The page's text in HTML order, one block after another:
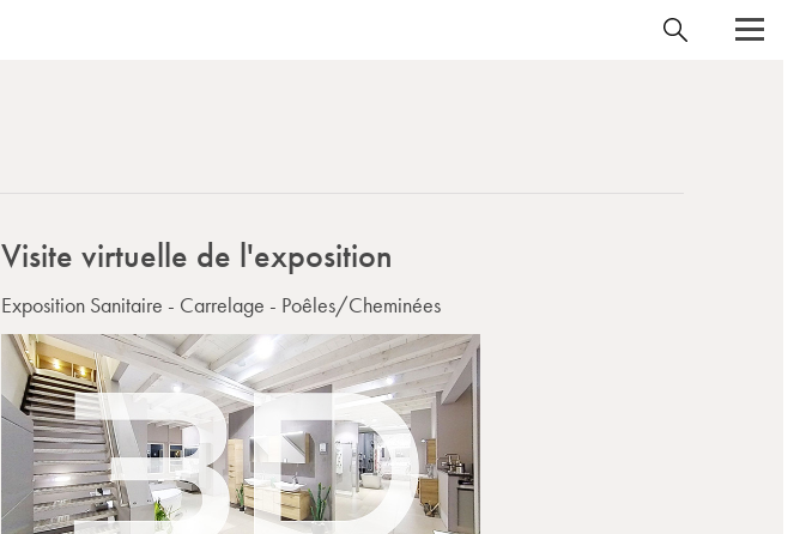
Visite virtuelle de l'exposition
Exposition Sanitaire - Carrelage - Poêles/Cheminées